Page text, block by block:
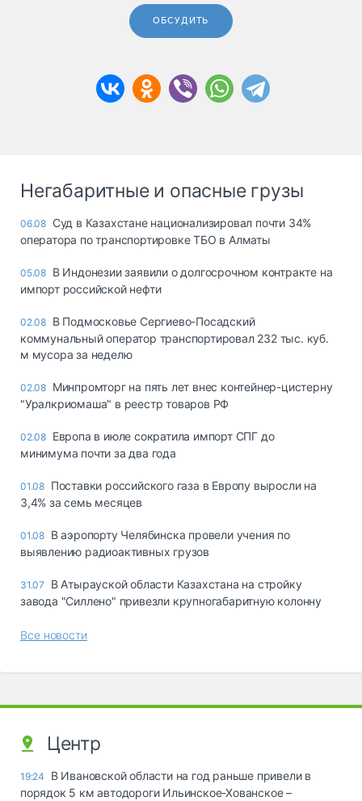
ОБСУДИТЬ
Негабаритные и опасные грузы
06.08 Суд в Казахстане национализировал почти 34%
оператора по транспортировке ТБО в Алматы
05.08 В Индонезии заявили о долгосрочном контракте на
импорт российской нефти
02.08 В Подмосковье Сергиево-Посадский
коммунальный оператор транспортировал 232 тыс. куб.
м мусора за неделю
02.08 Минпромторг на пять лет внес контейнер-цистерну
"Уралкриомаша" в реестр товаров РФ
02.08 Европа в июле сократила импорт СПГ до
минимума почти за два года
01.08 Поставки российского газа в Европу выросли на
3,4% за семь месяцев
01.08 В аэропорту Челябинска провели учения по
выявлению радиоактивных грузов
31.07
В Атырауской области Казахстана на стройку
завода "Силлено" привезли крупногабаритную колонну
Все новости
Центр
19:24
В Ивановской области на год раньше привели в
порядок 5 км автодороги Ильинское-Хованское –